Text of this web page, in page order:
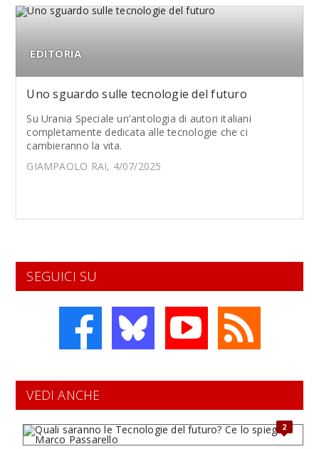
EDITORIA
Uno sguardo sulle tecnologie del futuro
Su Urania Speciale un'antologia di autori italiani
completamente dedicata alle tecnologie che ci
cambieranno la vita.
GIAMPAOLO RAI, 4/07/2025
SEGUICI SU
VEDI ANCHE
2